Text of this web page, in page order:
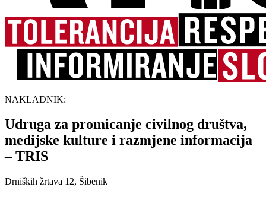
NAKLADNIK:
Udruga za promicanje civilnog društva,
medijske kulture i razmjene informacija
– TRIS
Drniških žrtava 12, Šibenik